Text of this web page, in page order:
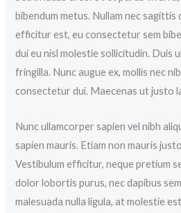
bibendum metus. Nullam nec sagittis
efficitur est, eu consectetur sem
dui eu nisl molestie sollicitudin. Duis
fringilla. Nunc augue ex, mollis nec
consectetur dui. Maecenas ut justo
Nunc ullamcorper sapien vel nibh
sapien mauris. Etiam non mauris
Vestibulum efficitur, neque pretium
dolor lobortis purus, nec dapibus
malesuada nulla ligula, at molestie